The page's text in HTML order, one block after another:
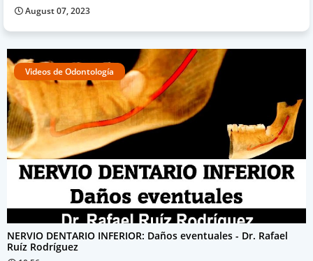
August 07, 2023
Videos de Odontología
NERVIO DENTARIO INFERIOR: Daños eventuales - Dr. Rafael
Ruíz Rodríguez